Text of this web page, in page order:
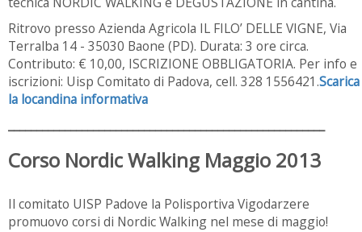
Ritrovo presso Azienda Agricola IL FILO’ DELLE VIGNE, Via
Terralba 14 - 35030 Baone (PD). Durata: 3 ore circa.
Contributo: € 10,00, ISCRIZIONE OBBLIGATORIA. Per info e
iscrizioni: Uisp Comitato di Padova, cell. 328 1556421.Scarica
la locandina informativa
________________________________________________________
Corso Nordic Walking Maggio 2013
Il comitato UISP Padove la Polisportiva Vigodarzere
promuovo corsi di Nordic Walking nel mese di maggio!